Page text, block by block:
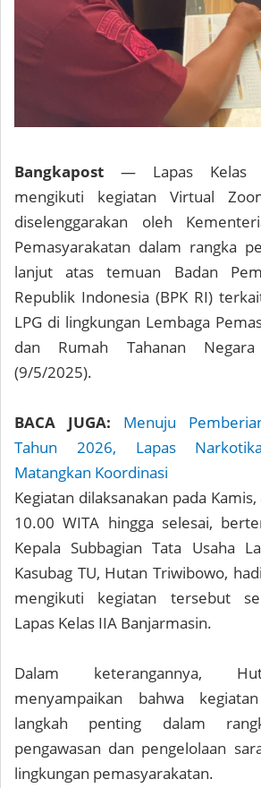
Bangkapost — Lapas Kelas
mengikuti kegiatan Virtual
diselenggarakan oleh
Pemasyarakatan dalam rangka
lanjut atas temuan Badan
Republik Indonesia (BPK RI)
LPG di lingkungan Lembaga
dan Rumah Tahanan
(9/5/2025).
BACA JUGA:
Menuju
Tahun 2026, Lapas
Matangkan Koordinasi
Kegiatan dilaksanakan pada
10.00 WITA hingga selesai,
Kepala Subbagian Tata Usaha
Kasubag TU, Hutan Triwibowo,
mengikuti kegiatan tersebut
Lapas Kelas IIA Banjarmasin.
Dalam keterangannya,
menyampaikan bahwa
langkah penting dalam
pengawasan dan pengelolaan
lingkungan pemasyarakatan.